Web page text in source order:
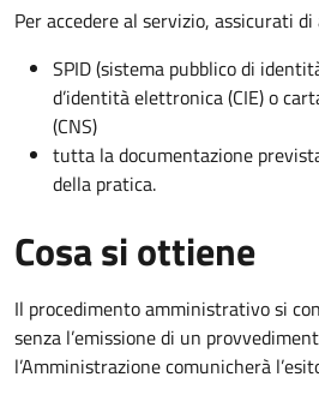
Per accedere al servizio, assicurati di
SPID (sistema pubblico di
d’identità elettronica (CIE) o
(CNS)
tutta la documentazione
della pratica.
Cosa si ottiene
Il procedimento amministrativo si
senza l’emissione di un
l’Amministrazione comunicherà